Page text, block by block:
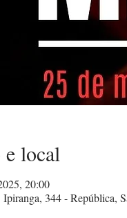
local
20:00
344 - República,